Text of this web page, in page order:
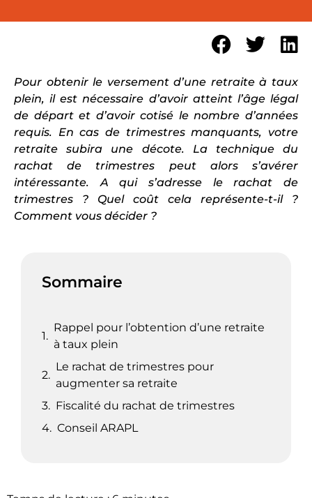
Pour obtenir le versement d’une retraite à taux
plein, il est nécessaire d’avoir atteint l’âge légal
de départ et d’avoir cotisé le nombre d’années
requis. En cas de trimestres manquants, votre
retraite subira une décote. La technique du
rachat de trimestres peut alors s’avérer
intéressante. A qui s’adresse le rachat de
trimestres ? Quel coût cela représente-t-il ?
Comment vous décider ?
Sommaire
Rappel pour l’obtention d’une retraite
à taux plein
Le rachat de trimestres pour
augmenter sa retraite
Fiscalité du rachat de trimestres
Conseil ARAPL​